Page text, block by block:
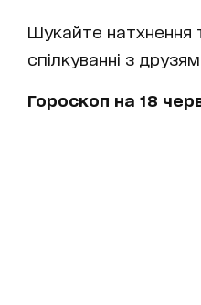
Шукайте натхнення
спілкуванні з
Гороскоп на 18